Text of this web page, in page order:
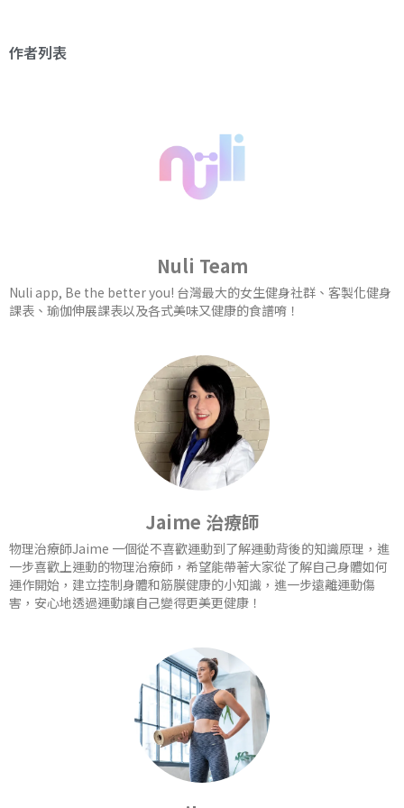
作者列表
Nuli Team
Nuli app, Be the better you! 台灣最大的女生健身社群、客製化健身
課表、瑜伽伸展課表以及各式美味又健康的食譜唷！
Jaime 治療師
物理治療師Jaime 一個從不喜歡運動到了解運動背後的知識原理，進
一步喜歡上運動的物理治療師，希望能帶著大家從了解自己身體如何
運作開始，建立控制身體和筋膜健康的小知識，進一步遠離運動傷
害，安心地透過運動讓自己變得更美更健康！